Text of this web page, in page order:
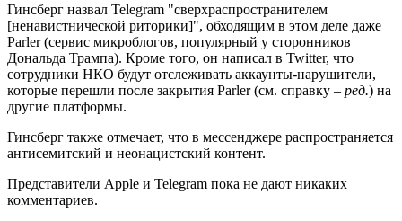
Гинсберг назвал Telegram "сверхраспространителем
[ненавистнической риторики]", обходящим в этом деле даже
Parler (сервис микроблогов, популярный у сторонников
Дональда Трампа). Кроме того, он написал в Twitter, что
сотрудники НКО будут отслеживать аккаунты-нарушители,
которые перешли после закрытия Parler (см. справку – ред.) на
другие платформы.
Гинсберг также отмечает, что в мессенджере распространяется
антисемитский и неонацистский контент.
Представители Apple и Telegram пока не дают никаких
комментариев.